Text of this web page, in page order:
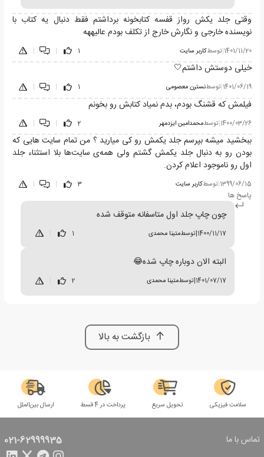
وقتی جلد یکش رواز قفسه کتابخونه برداشتم فقط دنبال یه کتاب با
نویسنده خارجی و نگارش خارج از تکلف بودم عالیههه
1401/11/20
|توسطکاربر سایت 1
|
|
خیلی دوستش داشتم🤍
1401/06/19 توسطنسترن معصومی 1
فیلمش که قشنگ بودم، بدم نمیاد کتابش رو بخونم
1400/03/26
|توسطمحمدامین ایزدمهر 2
|
|
ببخشید میشه بپرسم جلد یکمش رو کی میارید ؟ من تمام سایت هایی که
بودن رو به دنبال جلد یکمش گشتم ولی همه‌ی سایت‌ها بلا استثناء جلد
اول رو ناموجود اعلام کردن.
1399/06/15 توسطکاربر سایت 3
پاسخ ها
چون چاپ جلد اول متاسفانه متوقف شده
1400/11/17
|توسطمتینا محمدی 1
البته الان دوباره چاپ شده😂
1401/07/17
|توسطمتینا محمدی 2
بازگشت به بالا
سلامت فیزیکی تحویل سریع پرداخت در 4 قسط ارسال بین‌الملل
تماس با ما 021-62999935